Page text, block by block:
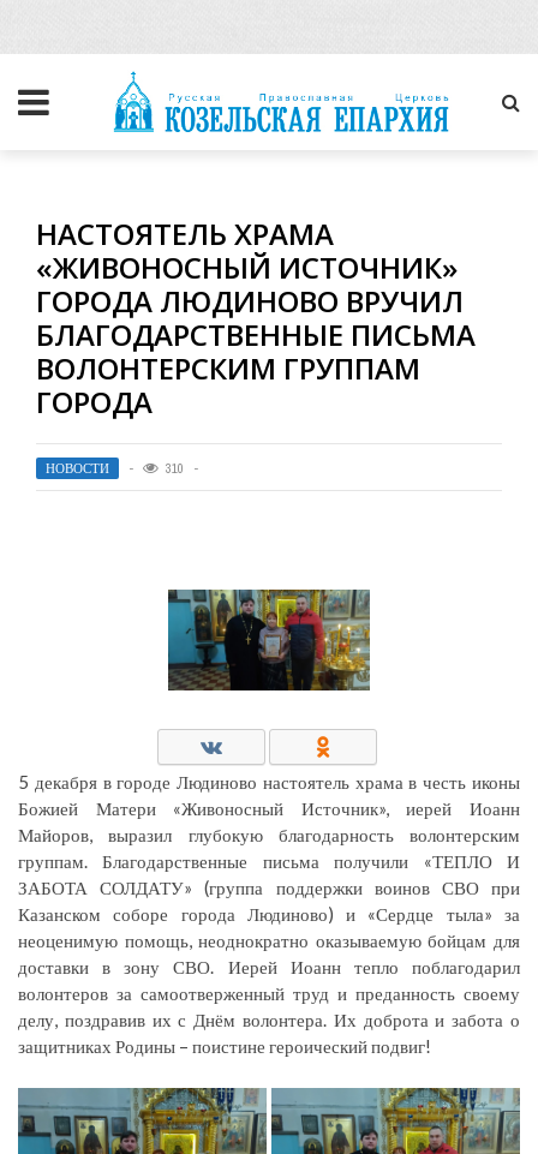
НАСТОЯТЕЛЬ ХРАМА
«ЖИВОНОСНЫЙ ИСТОЧНИК»
ГОРОДА ЛЮДИНОВО ВРУЧИЛ
БЛАГОДАРСТВЕННЫЕ ПИСЬМА
ВОЛОНТЕРСКИМ ГРУППАМ
ГОРОДА
НОВОСТИ 310
5 декабря в городе Людиново настоятель храма в честь иконы
Божией Матери «Живоносный Источник», иерей Иоанн
Майоров, выразил глубокую благодарность волонтерским
группам. Благодарственные письма получили «ТЕПЛО И
ЗАБОТА СОЛДАТУ» (группа поддержки воинов СВО при
Казанском соборе города Людиново) и «Сердце тыла» за
неоценимую помощь, неоднократно оказываемую бойцам для
доставки в зону СВО. Иерей Иоанн тепло поблагодарил
волонтеров за самоотверженный труд и преданность своему
делу, поздравив их с Днём волонтера. Их доброта и забота о
защитниках Родины – поистине героический подвиг!